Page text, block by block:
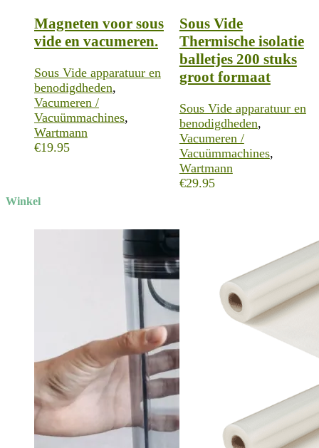
Magneten voor sous
vide en vacumeren.
Sous Vide apparatuur en
benodigdheden,
Vacumeren /
Vacuümmachines,
Wartmann
€19.95
Sous Vide
Thermische isolatie
balletjes 200 stuks
groot formaat
Sous Vide apparatuur en
benodigdheden,
Vacumeren /
Vacuümmachines,
Wartmann
€29.95
Winkel